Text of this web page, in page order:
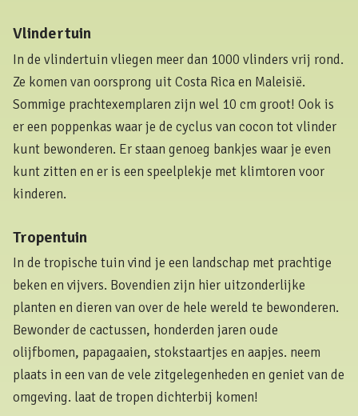
Vlindertuin
In de vlindertuin vliegen meer dan 1000 vlinders vrij rond.
Ze komen van oorsprong uit Costa Rica en Maleisië.
Sommige prachtexemplaren zijn wel 10 cm groot! Ook is
er een poppenkas waar je de cyclus van cocon tot vlinder
kunt bewonderen. Er staan genoeg bankjes waar je even
kunt zitten en er is een speelplekje met klimtoren voor
kinderen.
Tropentuin
In de tropische tuin vind je een landschap met prachtige
beken en vijvers. Bovendien zijn hier uitzonderlijke
planten en dieren van over de hele wereld te bewonderen.
Bewonder de cactussen, honderden jaren oude
olijfbomen, papagaaien, stokstaartjes en aapjes. neem
plaats in een van de vele zitgelegenheden en geniet van de
omgeving. laat de tropen dichterbij komen!